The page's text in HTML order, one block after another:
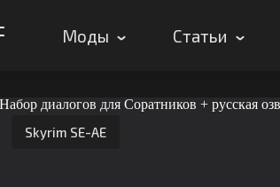
Моды Статьи
Skyrim SE-AE